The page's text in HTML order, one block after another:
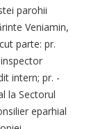
parohii
Veniamin,
parte: pr.
intern; pr.
la Sectorul
eparhial